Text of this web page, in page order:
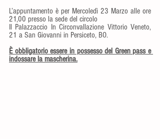
L’appuntamento è per Mercoledì 23 Marzo alle ore
21,00 presso la sede del circolo
Il Palazzaccio In Circonvallazione Vittorio Veneto,
21 a San Giovanni in Persiceto, BO.
È obbligatorio essere in possesso del Green pass e
indossare la mascherina.